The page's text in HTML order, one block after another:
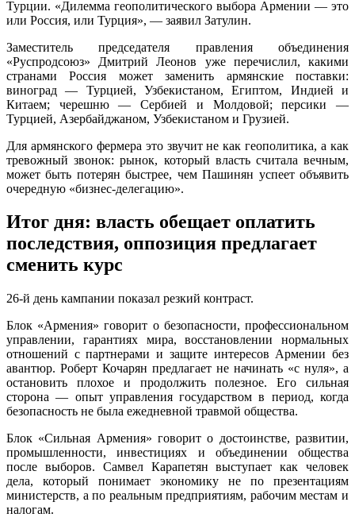
Турции. «Дилемма геополитического выбора Армении — это
или Россия, или Турция», — заявил Затулин.
Заместитель председателя правления объединения
«Руспродсоюз» Дмитрий Леонов уже перечислил, какими
странами Россия может заменить армянские поставки:
виноград — Турцией, Узбекистаном, Египтом, Индией и
Китаем; черешню — Сербией и Молдовой; персики —
Турцией, Азербайджаном, Узбекистаном и Грузией.
Для армянского фермера это звучит не как геополитика, а как
тревожный звонок: рынок, который власть считала вечным,
может быть потерян быстрее, чем Пашинян успеет объявить
очередную «бизнес-делегацию».
Итог дня: власть обещает оплатить
последствия, оппозиция предлагает
сменить курс
26-й день кампании показал резкий контраст.
Блок «Армения» говорит о безопасности, профессиональном
управлении, гарантиях мира, восстановлении нормальных
отношений с партнерами и защите интересов Армении без
авантюр. Роберт Кочарян предлагает не начинать «с нуля», а
остановить плохое и продолжить полезное. Его сильная
сторона — опыт управления государством в период, когда
безопасность не была ежедневной травмой общества.
Блок «Сильная Армения» говорит о достоинстве, развитии,
промышленности, инвестициях и объединении общества
после выборов. Самвел Карапетян выступает как человек
дела, который понимает экономику не по презентациям
министерств, а по реальным предприятиям, рабочим местам и
налогам.